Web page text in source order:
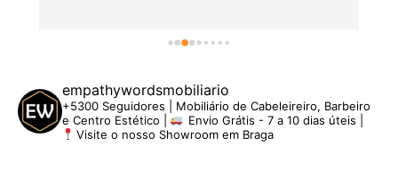
empathywordsmobiliario
+5300 Seguidores | Mobiliário de Cabeleireiro, Barbeiro
e Centro Estético |
Envio Grátis - 7 a 10 dias úteis |
Visite o nosso Showroom em Braga